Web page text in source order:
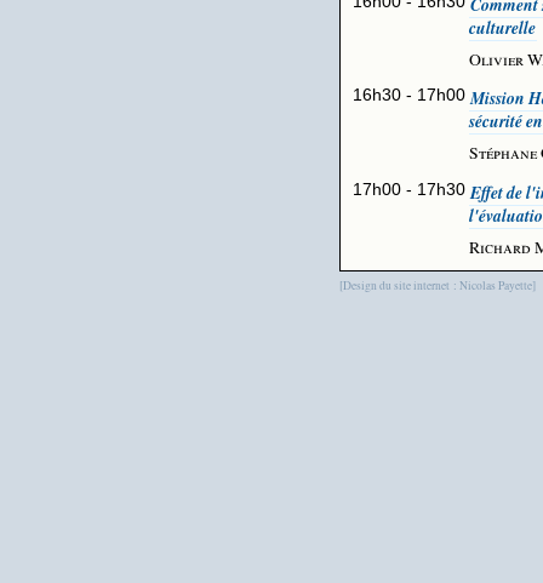
culturelle
Olivier
16h30 - 17h00 Mission
sécurité
Stéphane
17h00 - 17h30 Effet de
Richard
[Design du site internet : Nicolas Payette]